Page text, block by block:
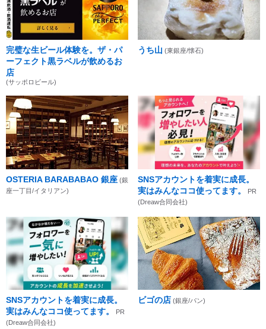
完璧な生ビール体験を。ザ・パ
ーフェクト黒ラベルが飲めるお
店
(サッポロビール)
うち山 (東銀座/懐石)
OSTERIA BARABABAO 銀座 (銀
座一丁目/イタリアン)
SNSアカウントを着実に成長。
実はみんなココ使ってます。
PR
(Dreaw合同会社)
SNSアカウントを着実に成長。
実はみんなココ使ってます。
PR
(Dreaw合同会社)
ビゴの店 (銀座/パン)